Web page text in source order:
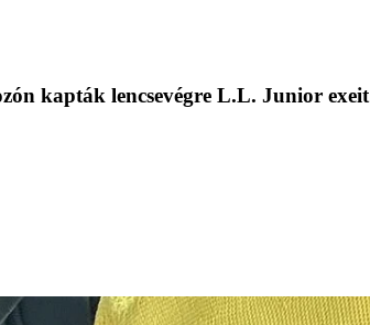
kapták lencsevégre L.L. Junior exeit